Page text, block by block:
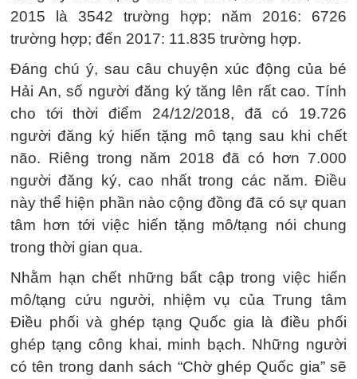
2015 là 3542 trường hợp; năm 2016: 6726
trường hợp; đến 2017: 11.835 trường hợp.
Đáng chú ý, sau câu chuyện xúc động của bé
Hải An, số người đăng ký tăng lên rất cao. Tính
cho tới thời điểm 24/12/2018, đã có 19.726
người đăng ký hiến tặng mô tạng sau khi chết
não. Riêng trong năm 2018 đã có hơn 7.000
người đăng ký, cao nhất trong các năm. Điều
này thể hiện phần nào cộng đồng đã có sự quan
tâm hơn tới việc hiến tặng mô/tạng nói chung
trong thời gian qua.
Nhằm hạn chết những bất cập trong việc hiến
mô/tạng cứu người, nhiệm vụ của Trung tâm
Điều phối và ghép tạng Quốc gia là điều phối
ghép tạng công khai, minh bạch. Những người
có tên trong danh sách “Chờ ghép Quốc gia” sẽ